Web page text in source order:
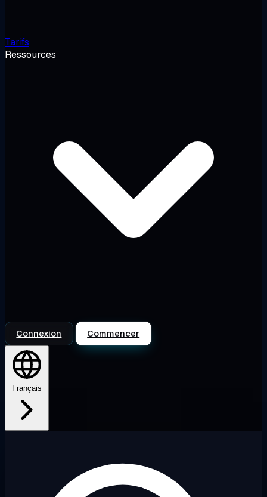
Tarifs
Ressources
Connexion Commencer
Français